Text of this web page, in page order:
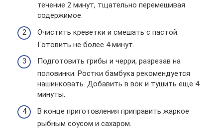
течение 2 минут, тщательно перемешивая
содержимое.
Очистить креветки и смешать с пастой.
Готовить не более 4 минут.
Подготовить грибы и черри, разрезав на
половинки. Ростки бамбука рекомендуется
нашинковать. Добавить в вок и тушить еще 4
минуты.
В конце приготовления приправить жаркое
рыбным соусом и сахаром.